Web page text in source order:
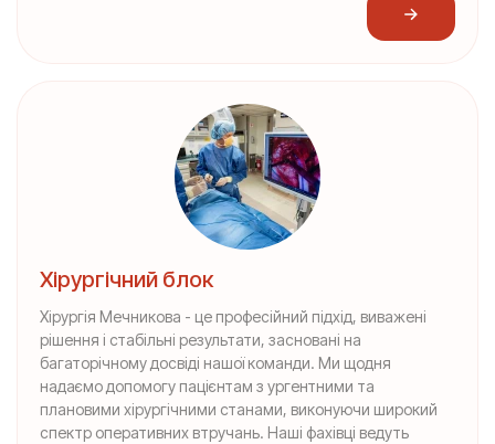
Хірургічний блок
Хірургія Мечникова - це професійний підхід, виважені
рішення і стабільні результати, засновані на
багаторічному досвіді нашої команди. Ми щодня
надаємо допомогу пацієнтам з ургентними та
плановими хірургічними станами, виконуючи широкий
спектр оперативних втручань. Наші фахівці ведуть